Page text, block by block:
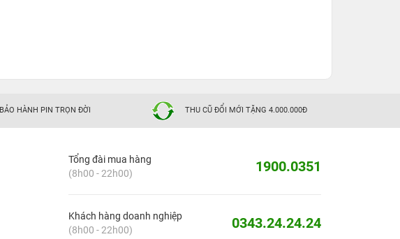
BẢO HÀNH PIN TRỌN ĐỜI THU CŨ ĐỔI MỚI TẶNG 4.000.000Đ
Tổng đài mua hàng
(8h00 - 22h00)
1900.0351
Khách hàng doanh nghiệp
(8h00 - 22h00)
0343.24.24.24